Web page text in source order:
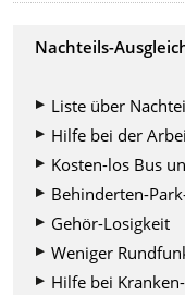
Nachteils-
Liste über
Hilfe bei der
Kosten-los Bus
Behinderten-
Gehör-Losigkeit
Weniger
Hilfe bei